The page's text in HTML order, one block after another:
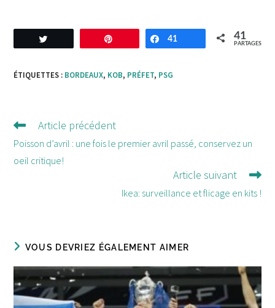
Enregistrer Partagez
41 41
PARTAGES
ÉTIQUETTES : BORDEAUX, KOB, PRÉFET, PSG
Lire
d'autres
articles
Article précédent
Poisson d’avril : une fois le premier avril passé, conservez un
oeil critique!
Article suivant
Ikea: surveillance et flicage en kits !
VOUS DEVRIEZ ÉGALEMENT AIMER